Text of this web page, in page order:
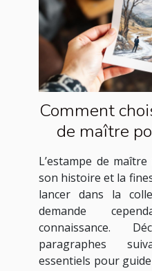
Comment
de maître
L’estampe de
son histoire et la
lancer dans la
demande
connaissance.
paragraphes
essentiels pour